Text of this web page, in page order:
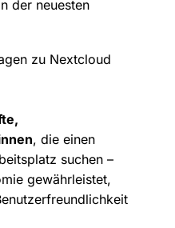
der neuesten
zu Nextcloud
, die einen
suchen –
gewährleistet,